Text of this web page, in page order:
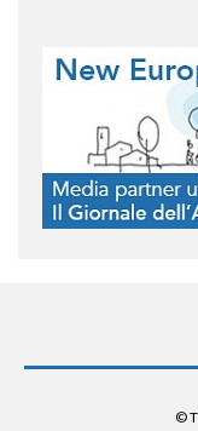
©